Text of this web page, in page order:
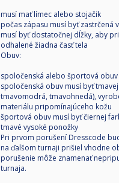
musí mať límec alebo stojačik
počas zápasu musí byť zastrčená
musí byť dostatočnej dĺžky, aby
odhalené žiadna časť tela
Obuv:
spoločenská alebo športová obuv
spoločenská obuv musí byť
tmavomodrá, tmavohnedá),
materiálu pripomínajúceho kožu
športová obuv musí byť čiernej
tmavé vysoké ponožky
Pri prvom porušení Dresscode
na ďalšom turnaji prišiel vhodne
porušenie môže znamenať
turnaja.